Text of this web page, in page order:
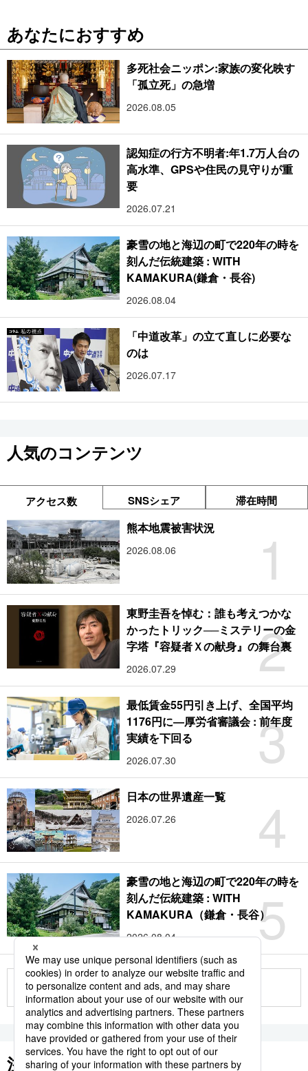
あなたにおすすめ
多死社会ニッポン:家族の変化映す
「孤立死」の急増
2026.08.05
認知症の行方不明者:年1.7万人台の
高水準、GPSや住民の見守りが重
要
2026.07.21
豪雪の地と海辺の町で220年の時を
刻んだ伝統建築 : WITH
KAMAKURA(鎌倉・長谷)
2026.08.04
「中道改革」の立て直しに必要な
のは
2026.07.17
人気のコンテンツ
アクセス数 SNSシェア 滞在時間
1
熊本地震被害状況
2026.08.06
2
東野圭吾を悼む：誰も考えつかな
かったトリック──ミステリーの金
字塔『容疑者Ｘの献身』の舞台裏
2026.07.29
3
最低賃金55円引き上げ、全国平均
1176円に―厚労省審議会 : 前年度
実績を下回る
2026.07.30
4
日本の世界遺産一覧
2026.07.26
5
豪雪の地と海辺の町で220年の時を
刻んだ伝統建築 : WITH
KAMAKURA（鎌倉・長谷）
2026.08.04
もっと見る
注目のキーワード